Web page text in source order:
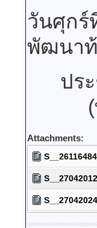
วันศุกร์
พัฒนา
ปร
Attachments: